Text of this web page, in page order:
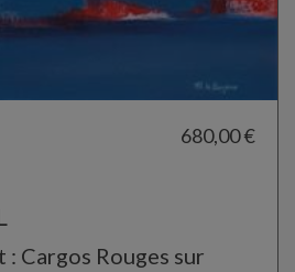
680,00 €
Cargos Rouges sur